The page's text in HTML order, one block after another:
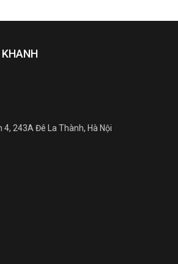
4, 243A Đê La Thành, Hà Nội